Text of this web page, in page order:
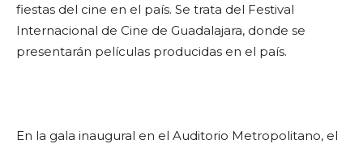
fiestas del cine en el país. Se trata del Festival
Internacional de Cine de Guadalajara, donde se
presentarán películas producidas en el país.
En la gala inaugural en el Auditorio Metropolitano, el